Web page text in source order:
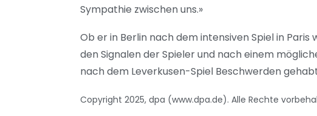
Sympathie zwischen uns.»
Ob er in Berlin nach dem intensiven Spiel in
den Signalen der Spieler und nach einem
nach dem Leverkusen-Spiel Beschwerden
Copyright 2025, dpa (www.dpa.de). Alle Rechte